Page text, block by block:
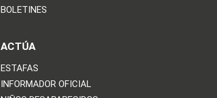
BOLETINES
ACTÚA
ESTAFAS
INFORMADOR OFICIAL